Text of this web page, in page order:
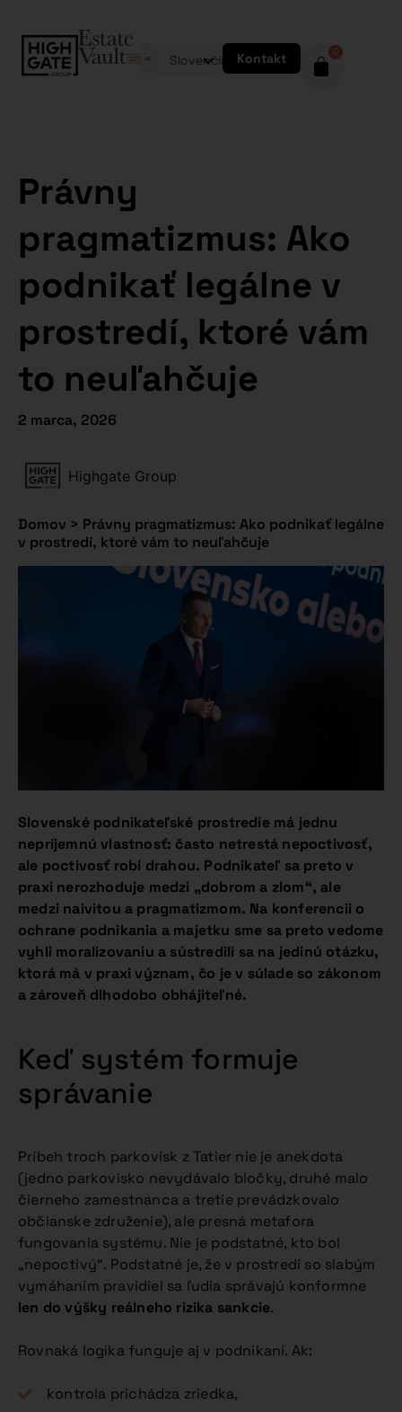
Slovenčina Kontakt 0
Právny
pragmatizmus: Ako
podnikať legálne v
prostredí, ktoré vám
to neuľahčuje
2 marca, 2026
Highgate Group
Domov > Právny pragmatizmus: Ako podnikať legálne
v prostredí, ktoré vám to neuľahčuje
Slovenské podnikateľské prostredie má jednu
nepríjemnú vlastnosť: často netrestá nepoctivosť,
ale poctivosť robí drahou. Podnikateľ sa preto v
praxi nerozhoduje medzi „dobrom a zlom“, ale
medzi naivitou a pragmatizmom. Na konferencii o
ochrane podnikania a majetku sme sa preto vedome
vyhli moralizovaniu a sústredili sa na jedinú otázku,
ktorá má v praxi význam, čo je v súlade so zákonom
a zároveň dlhodobo obhájiteľné.
Keď systém formuje
správanie
Príbeh troch parkovísk z Tatier nie je anekdota
(jedno parkovisko nevydávalo bločky, druhé malo
čierneho zamestnanca a tretie prevádzkovalo
občianske združenie), ale presná metafora
fungovania systému. Nie je podstatné, kto bol
„nepoctivý“. Podstatné je, že v prostredí so slabým
vymáhaním pravidiel sa ľudia správajú konformne
len do výšky reálneho rizika sankcie.
Rovnaká logika funguje aj v podnikaní. Ak:
kontrola prichádza zriedka,